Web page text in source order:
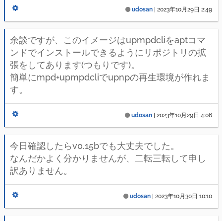
udosan 2023年10月29日 2:49
余談ですが、このイメージはupmpdcliをaptコマ
ンドでインストールできるようにリポジトリの拡
張をしてあります(つもりです)。
簡単にmpd+upmpdcliでupnpの再生環境が作れま
す。
udosan 2023年10月29日 4:06
今日確認したらv0.15bでも大丈夫でした。
なんだかよく分かりませんが、二転三転して申し
訳ありません。
udosan 2023年10月30日 10:10